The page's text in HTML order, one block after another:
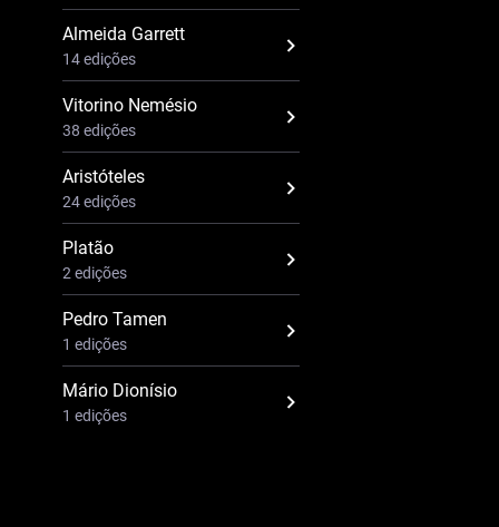
Almeida Garrett
14 edições
Vitorino Nemésio
38 edições
Aristóteles
24 edições
Platão
2 edições
Pedro Tamen
1 edições
Mário Dionísio
1 edições